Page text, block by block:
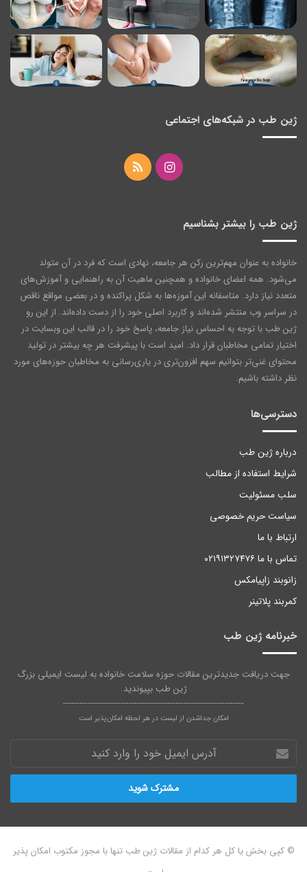
ژین طب در شبکه‌های اجتماعی
اینستاگرامخوراک
ژین طب را بیشتر بشناسیم
خانواده به عنوان مهم‌ترین رکن هر جامعه‌، نهادی است که فرد در آن متولد
می‌شود. همه اعضای خانواده و همچنین ماهیت آن به راهنمایی و آموزش‌های
متعدد نیاز دارد. متاسفانه این آموزه‌ها به شکل پراکنده و در بعضی مواقع ناقص
در سراسر وب منتشر شده‌اند و کاربرد اصلی خود را از دست داده‌اند. از این رو
ژین طب با توجه به احساس نیاز جامعه، پاسخ خود را در قالب این وبسایت در
اختیار تمامی مخاطبان قرار داد. امید است با پیشرفت هر چه بیشتر در تولید
محتوای غنی‌تر بتوانیم سهم افزون‌تری در یاری‌رسانی به مخاطبان حوزه‌های مورد
نظر داشته باشیم.
دسترسی‌ها
درباره ژین طب
شرایط استفاده از مطالب
سلب مسئولیت
سیاست حریم خصوصی
ارتباط با ما
تماس با ما ۰۲۱۹۱۳۲۷۴۷۶
زانوبند زاپیامکس
کمربند پلاتینر
خبرنامه ژین طب
جهت دریافت جدیدترین مقالات حوزه سلامت خانواده به لیست ایمیلی بزرگ
ژین طب بپیوندید.
------------------------------------------------------------------
امکان جداشدن از لیست در هر لحظه امکان‌پذیر است
ایمیل
خود
وارد
© کپی بخش یا کل هر کدام از مقالات ژین‌ طب تنها با مجوز مکتوب امکان پذیر